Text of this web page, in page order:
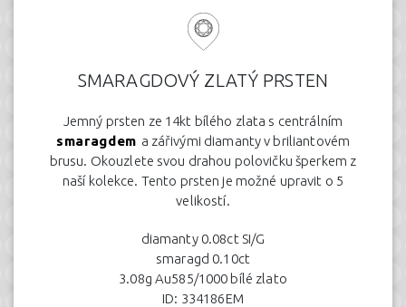
SMARAGDOVÝ ZLATÝ PRSTEN
Jemný prsten ze 14kt bílého zlata s centrálním
smaragdem a zářivými diamanty v briliantovém
brusu. Okouzlete svou drahou polovičku šperkem z
naší kolekce. Tento prsten je možné upravit o 5
velikostí.
diamanty 0.08ct SI/G
smaragd 0.10ct
3.08g Au585/1000 bílé zlato
ID: 334186EM